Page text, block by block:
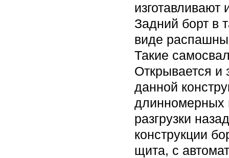
изготавливают
Задний борт в
виде
Такие
Открывается и
данной
длинномерных
разгрузки
конструкции
щита, с